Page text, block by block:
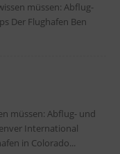
müssen: Abflug-
müssen: Abflug- und
in Colorado...